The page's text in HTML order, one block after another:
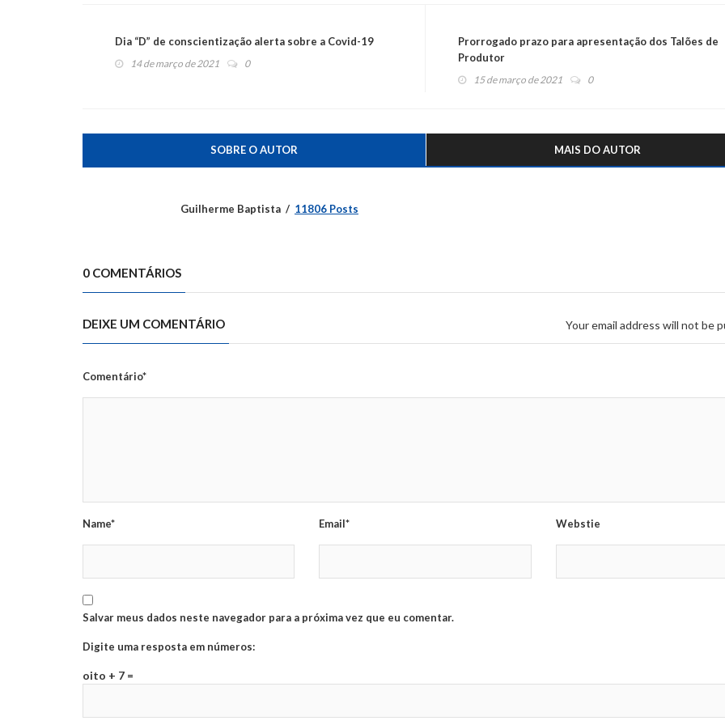
Dia “D” de conscientização alerta sobre a Covid-19
14 de março de 2021 0
Prorrogado prazo para apresentação dos Talões de
Produtor
15 de março de 2021 0
SOBRE O AUTOR MAIS DO AUTOR
Guilherme Baptista 11806 Posts
0 COMENTÁRIOS
DEIXE UM COMENTÁRIO Your email address will not be
Comentário*
Name* Email* Webstie
Salvar meus dados neste navegador para a próxima vez que eu comentar.
Digite uma resposta em números:
oito + 7 =